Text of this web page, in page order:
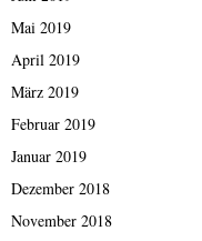
Mai 2019
April 2019
März 2019
Februar 2019
Januar 2019
Dezember 2018
November 2018